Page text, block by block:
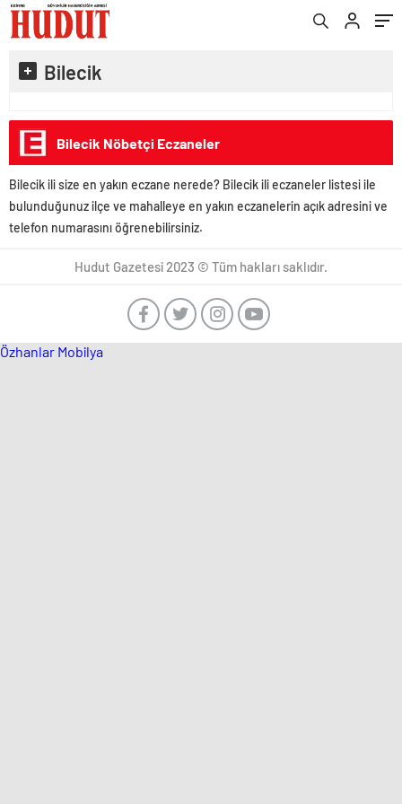
Bilecik
Bilecik Nöbetçi Eczaneler
Bilecik ili size en yakın eczane nerede? Bilecik ili eczaneler listesi ile
bulunduğunuz ilçe ve mahalleye en yakın eczanelerin açık adresini ve
telefon numarasını öğrenebilirsiniz.
Hudut Gazetesi 2023 © Tüm hakları saklıdır.
Özhanlar Mobilya